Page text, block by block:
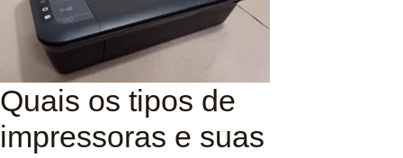
Quais os tipos de
impressoras e suas